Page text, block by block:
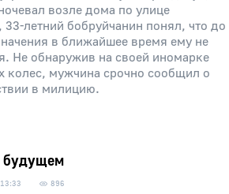
возле дома по улице
33-летний бобруйчанин понял, что до
в ближайшее время ему не
Не обнаружив на своей иномарке
колес, мужчина срочно сообщил о
в милицию.
будущем
896